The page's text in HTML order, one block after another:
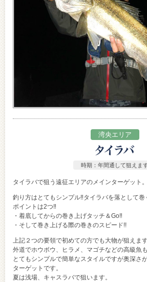
湾央エリア
時期：年間通して狙えま
タイラバで狙う遠征エリアのメインターゲット。
釣り方はとてもシンプル‼タイラバを落として巻
ポイントは2つ‼
・着底してからの巻き上げタッチ＆Go‼
・そして巻き上げる際の巻きのスピード!!
上記２つの要領で初めての方でも大物が狙えます
外道でホウボウ、ヒラメ、マゴチなどの高級魚
とてもシンプルで簡単なスタイルですが奥深さ
ターゲットです。
夏は浅場、キャスラバで狙います。